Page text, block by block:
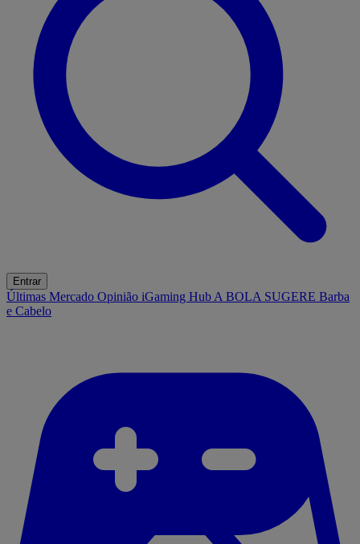
Entrar
Últimas Mercado Opinião iGaming Hub A BOLA SUGERE Barba
e Cabelo